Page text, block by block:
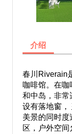
介绍
春川Riverain
咖啡馆。在
和中岛，非常
设有落地窗，
美景的同时
区，户外空